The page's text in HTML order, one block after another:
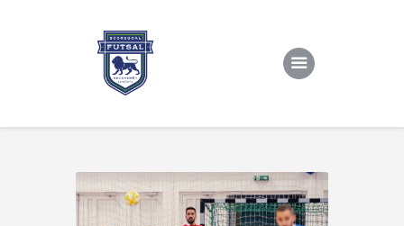
Rólunk/TAO
Eredmények, csapat